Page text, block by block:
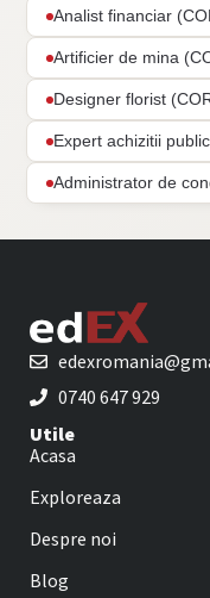
Analist financiar
Artificier de mina
Designer florist
Expert achizitii
Administrator de
0740 647 929
Utile
Acasa
Exploreaza
Despre noi
Blog